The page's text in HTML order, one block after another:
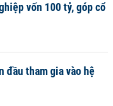
vốn 100 tỷ, góp cổ
đầu tham gia vào hệ